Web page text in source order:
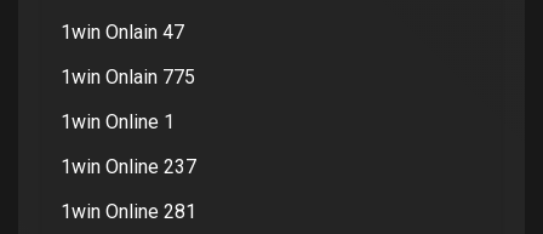
1win Onlain 47
1win Onlain 775
1win Online 1
1win Online 237
1win Online 281